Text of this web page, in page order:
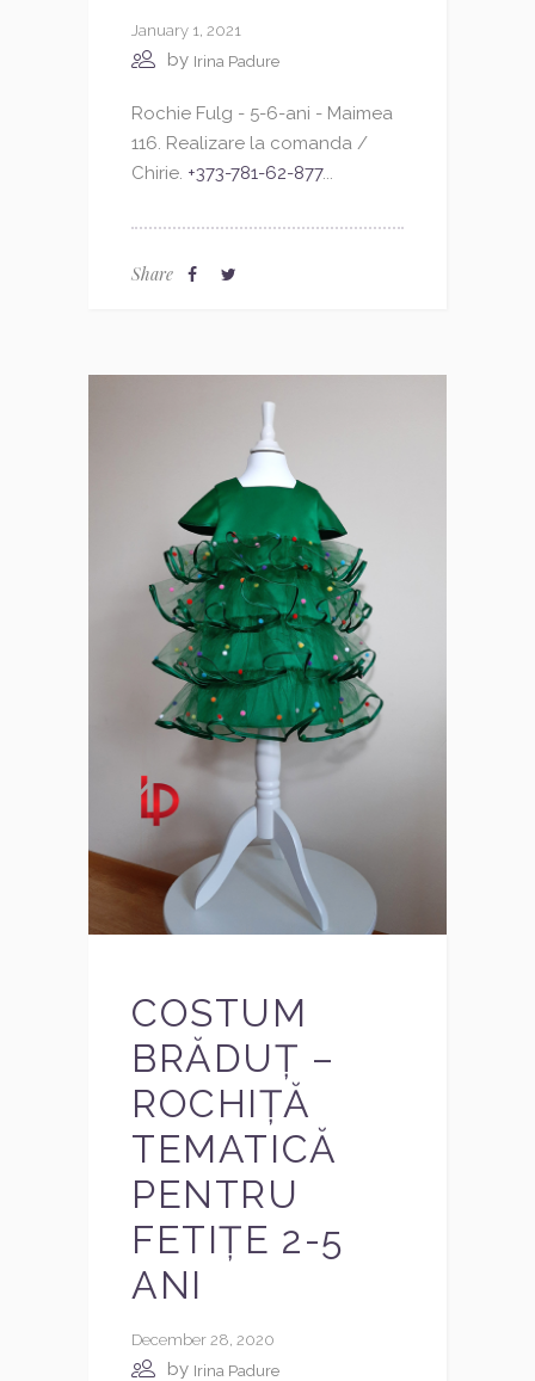
January 1, 2021
by Irina Padure
Rochie Fulg - 5-6-ani - Maimea
116. Realizare la comanda /
Chirie. +373-781-62-877...
Share
COSTUM
BRĂDUȚ –
ROCHIȚĂ
TEMATICĂ
PENTRU
FETIȚE 2-5
ANI
December 28, 2020
by Irina Padure